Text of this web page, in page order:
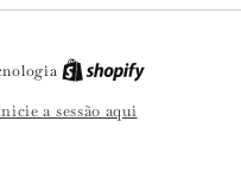
a sessão aqui